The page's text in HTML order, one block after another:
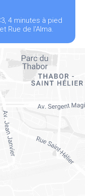
4 minutes à pied
Rue de l'Alma.